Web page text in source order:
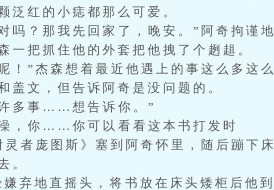
泛红的小痣都那么可爱。
？那我先回家了，晚安。”阿奇拘谨地
一把抓住他的外套把他拽了个趔趄。
”杰森想着最近他遇上的事这么多这么
盖文，但告诉阿奇是没问题的。
多事……想告诉你。”
，你……你可以看看这本书打发时
者庞图斯》塞到阿奇怀里，随后蹦下床
。
弃地直摇头，将书放在床头矮柜后他到